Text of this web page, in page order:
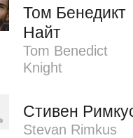
Том Бенедикт
Найт
Tom Benedict
Knight
Стивен
Stevan Rimkus